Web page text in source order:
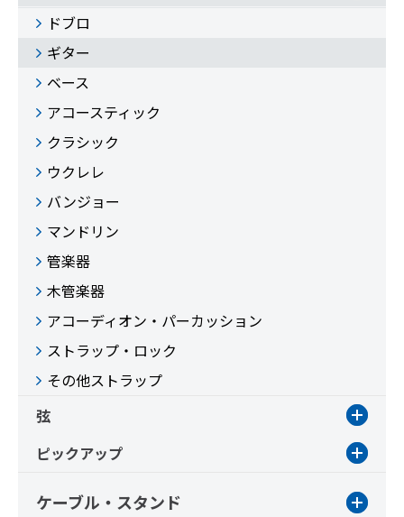
ドブロ
ギター
ベース
アコースティック
クラシック
ウクレレ
バンジョー
マンドリン
管楽器
木管楽器
アコーディオン・パーカッション
ストラップ・ロック
その他ストラップ
弦
ピックアップ
ケーブル・スタンド